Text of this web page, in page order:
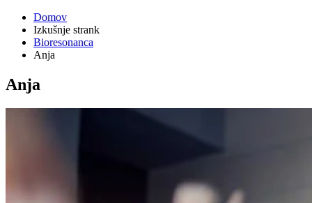
Domov
Izkušnje strank
Bioresonanca
Anja
Anja